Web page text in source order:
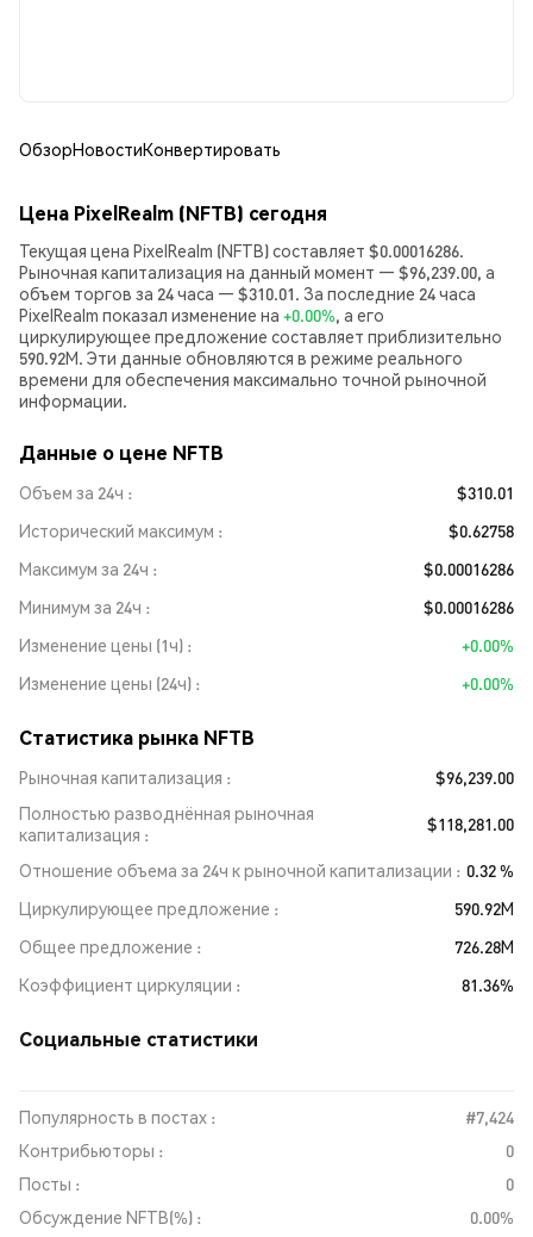
ОбзорНовостиКонвертировать
Цена PixelRealm (NFTB) сегодня
Текущая цена PixelRealm (NFTB) составляет $0.00016286.
Рыночная капитализация на данный момент — $96,239.00, а
объем торгов за 24 часа — $310.01. За последние 24 часа
PixelRealm показал изменение на +0.00%, а его
циркулирующее предложение составляет приблизительно
590.92M. Эти данные обновляются в режиме реального
времени для обеспечения максимально точной рыночной
информации.
Данные о цене NFTB
Объем за 24ч
$310.01
Исторический максимум
$0.62758
Максимум за 24ч
$0.00016286
Минимум за 24ч
$0.00016286
Изменение цены (1ч)
+0.00%
Изменение цены (24ч)
+0.00%
Статистика рынка NFTB
Рыночная капитализация
$96,239.00
Полностью разводнённая рыночная
капитализация
$118,281.00
Отношение объема за 24ч к рыночной капитализации
0.32 %
Циркулирующее предложение
590.92M
Общее предложение
726.28M
Коэффициент циркуляции
81.36%
Социальные статистики
Популярность в постах :
#7,424
Контрибьюторы :
0
Посты :
0
Обсуждение NFTB(%) :
0.00%